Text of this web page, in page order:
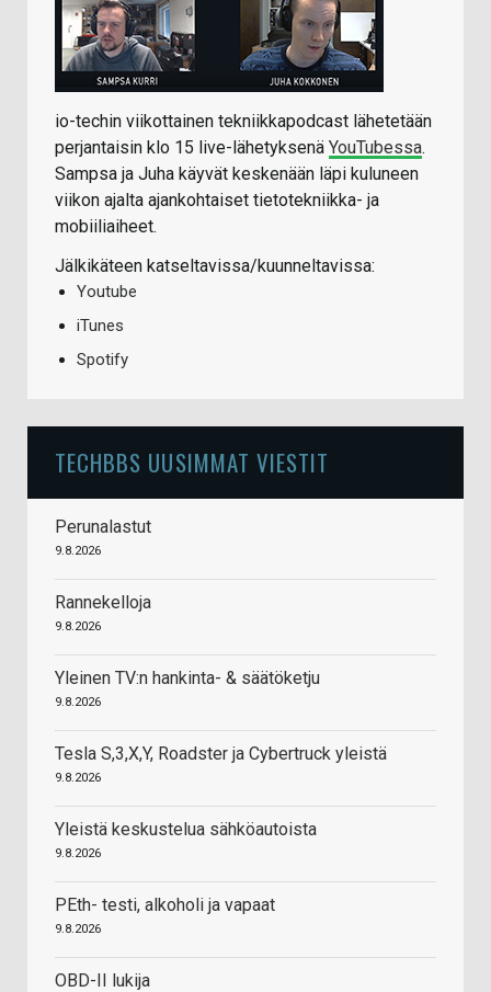
io-techin viikottainen tekniikkapodcast lähetetään
perjantaisin klo 15 live-lähetyksenä YouTubessa.
Sampsa ja Juha käyvät keskenään läpi kuluneen
viikon ajalta ajankohtaiset tietotekniikka- ja
mobiiliaiheet.
Jälkikäteen katseltavissa/kuunneltavissa:
Youtube
iTunes
Spotify
TECHBBS UUSIMMAT VIESTIT
Perunalastut
9.8.2026
Rannekelloja
9.8.2026
Yleinen TV:n hankinta- & säätöketju
9.8.2026
Tesla S,3,X,Y, Roadster ja Cybertruck yleistä
9.8.2026
Yleistä keskustelua sähköautoista
9.8.2026
PEth- testi, alkoholi ja vapaat
9.8.2026
OBD-II lukija